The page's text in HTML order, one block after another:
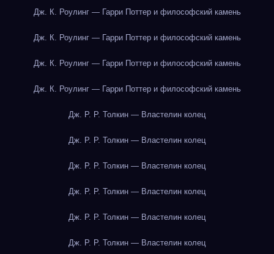
Дж. К. Роулинг — Гарри Поттер и философский камень
Дж. К. Роулинг — Гарри Поттер и философский камень
Дж. К. Роулинг — Гарри Поттер и философский камень
Дж. К. Роулинг — Гарри Поттер и философский камень
Дж. Р. Р. Толкин — Властелин колец
Дж. Р. Р. Толкин — Властелин колец
Дж. Р. Р. Толкин — Властелин колец
Дж. Р. Р. Толкин — Властелин колец
Дж. Р. Р. Толкин — Властелин колец
Дж. Р. Р. Толкин — Властелин колец